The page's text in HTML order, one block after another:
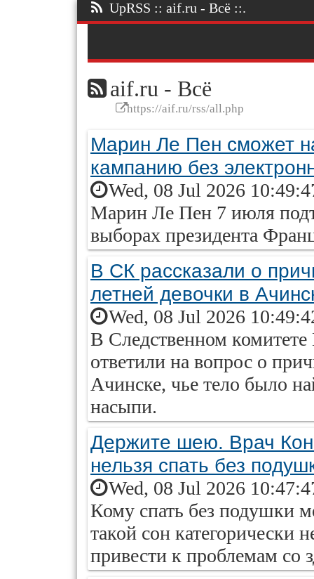
UpRSS :: aif.ru - Всё ::.
aif.ru - Всё
https://aif.ru/rss/all.php
Марин Ле Пен сможет
кампанию без
Wed, 08 Jul 2026
Марин Ле Пен 7 июля
выборах президента
В СК рассказали о
летней девочки в
Wed, 08 Jul 2026
В Следственном комитете
ответили на вопрос о
Ачинске, чье тело было
насыпи.
Держите шею. Врач
нельзя спать без
Wed, 08 Jul 2026
Кому спать без подушки
такой сон категорически
привести к проблемам со